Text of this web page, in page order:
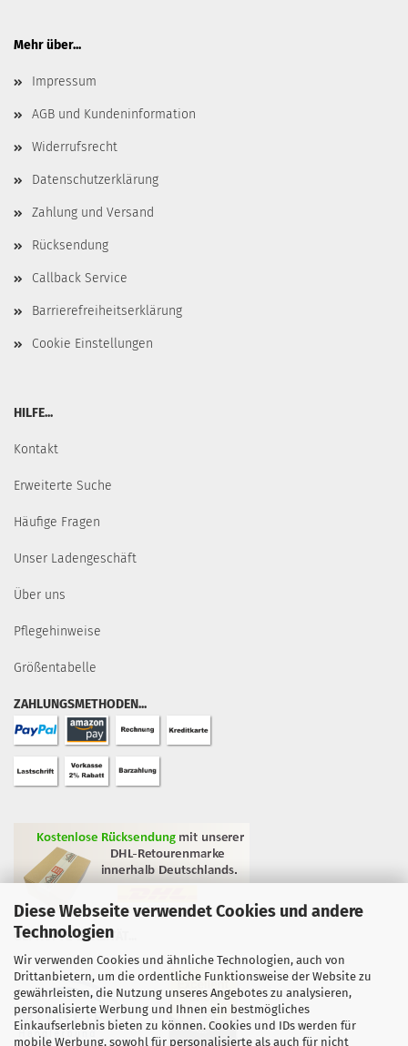
Diese Webseite verwendet Cookies und andere
Technologien
Wir verwenden Cookies und ähnliche Technologien, auch von
Drittanbietern, um die ordentliche Funktionsweise der Website zu
gewährleisten, die Nutzung unseres Angebotes zu analysieren,
personalisierte Werbung und Ihnen ein bestmögliches
Einkaufserlebnis bieten zu können. Cookies und IDs werden für
mobile Werbung, sowohl für personalisierte als auch für nicht
Mehr über...
Impressum
AGB und Kundeninformation
Widerrufsrecht
Datenschutzerklärung
Zahlung und Versand
Rücksendung
Callback Service
Barrierefreiheitserklärung
Cookie Einstellungen
HILFE...
Kontakt
Erweiterte Suche
Häufige Fragen
Unser Ladengeschäft
Über uns
Pflegehinweise
Größentabelle
ZAHLUNGSMETHODEN...
GEPRÜFTE QUALITÄT...